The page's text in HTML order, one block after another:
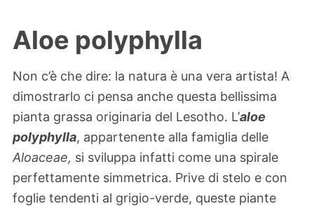
Aloe polyphylla
Non c’è che dire: la natura è una vera artista! A
dimostrarlo ci pensa anche questa bellissima
pianta grassa originaria del Lesotho. L’aloe
polyphylla, appartenente alla famiglia delle
Aloaceae, si sviluppa infatti come una spirale
perfettamente simmetrica. Prive di stelo e con
foglie tendenti al grigio-verde, queste piante